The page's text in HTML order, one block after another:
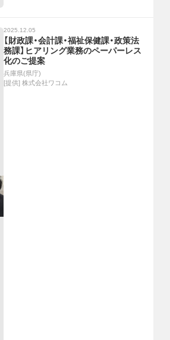
2025.12.05
【財政課・会計課・福祉保健課・政策法
務課】ヒアリング業務のペーパーレス
化のご提案
兵庫県(県庁)
[提供] 株式会社ワコム